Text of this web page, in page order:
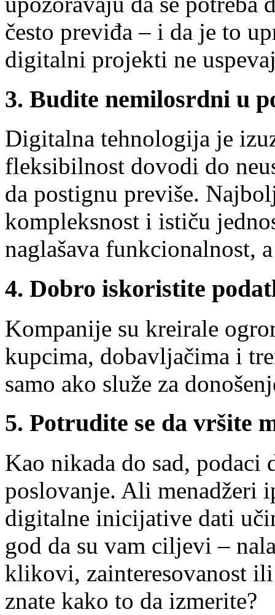
često previđa – i da je to
digitalni projekti ne
3. Budite nemilosrdni u
Digitalna tehnologija je
fleksibilnost dovodi do
da postignu previše.
kompleksnost i ističu
naglašava funkcionalnost,
4. Dobro iskoristite
Kompanije su kreirale
kupcima, dobavljačima i
samo ako služe za
5. Potrudite se da vršite
Kao nikada do sad, podaci
poslovanje. Ali menadžeri
digitalne inicijative dati
god da su vam ciljevi –
klikovi, zainteresovanost
znate kako to da izmerite?